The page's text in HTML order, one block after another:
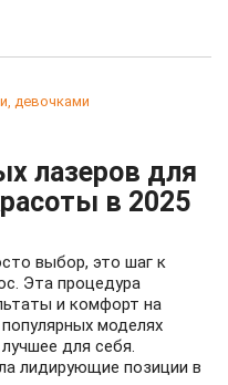
девочками
лазеров для
в 2025
выбор, это шаг к
Эта процедура
и комфорт на
моделях
для себя.
лидирующие позиции в